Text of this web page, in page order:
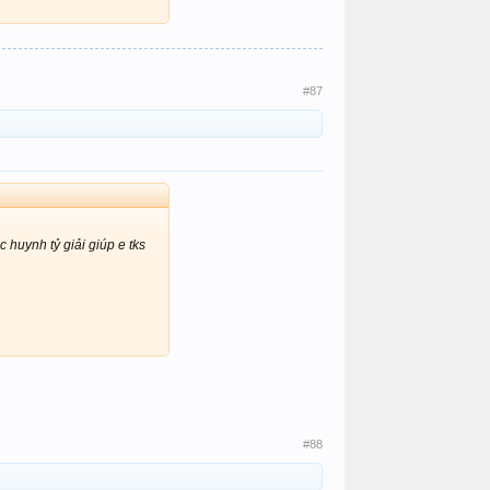
#87
huynh tỷ giải giúp e tks
#88